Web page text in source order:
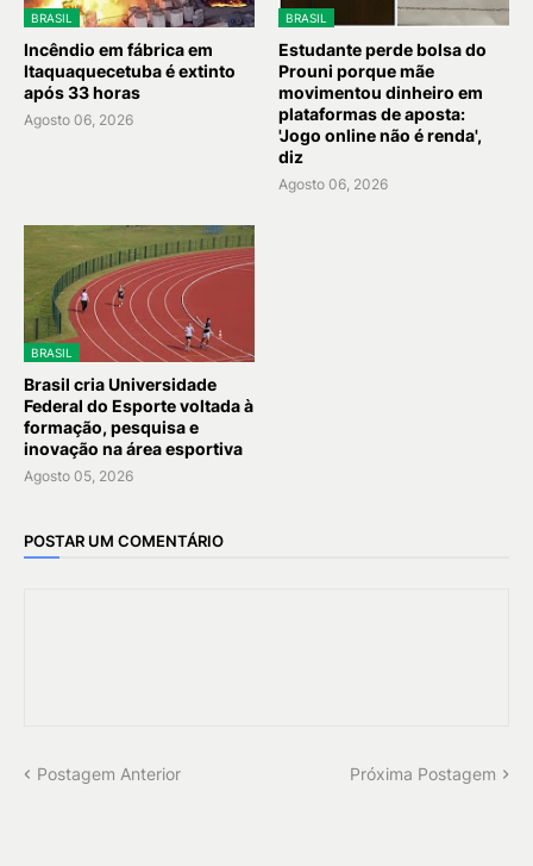
BRASIL
Incêndio em fábrica em
Itaquaquecetuba é extinto
após 33 horas
Agosto 06, 2026
BRASIL
Estudante perde bolsa do
Prouni porque mãe
movimentou dinheiro em
plataformas de aposta:
'Jogo online não é renda',
diz
Agosto 06, 2026
BRASIL
Brasil cria Universidade
Federal do Esporte voltada à
formação, pesquisa e
inovação na área esportiva
Agosto 05, 2026
POSTAR UM COMENTÁRIO
Postagem Anterior Próxima Postagem